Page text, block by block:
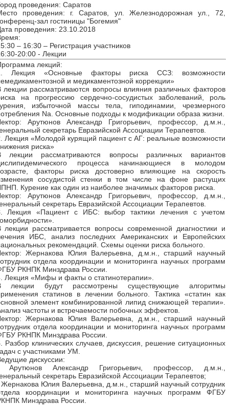
проведения: Саратов
проведения: г. Саратов, ул. Железнодорожная ул., 72,
зал гостиницы "Богемия"
проведения: 23.10.2018
– 16:30 – Регистрация участников
20:00 - Лекции
лекций:
Лекция «Основные факторы риска ССЗ: возможности
и медикаментозной коррекции»
лекции рассматриваются вопросы влияния различных факторов
на прогрессию сердечно-сосудистых заболеваний, роль
избыточной массы тела, гиподинамии, чрезмерного
Na. Основные подходы к модификации образа жизни.
Арутюнов Александр Григорьевич, профессор, д.м.н.,
секретарь Евразийской Ассоциации Терапевтов.
Лекция «Молодой курящий пациент с АГ: реальные возможности
риска»
лекции рассматриваются вопросы различных вариантов
процесса начинающиеся в молодом
факторы риска достоверно влияющие на скорость
сосудистой стенки в том числе на фоне растущих
Курение как один из наиболее значимых факторов риска.
Арутюнов Александр Григорьевич, профессор, д.м.н.,
секретарь Евразийской Ассоциации Терапевтов.
Лекция «Пациент с ИБС: выбор тактики лечения с учетом
лекции рассматривается вопросы современной диагностики и
ИБС, анализ последних Американских и Европейских
рекомендаций. Схемы оценки риска больного.
Жернакова Юлия Валерьевна, д.м.н., старший научный
отдела координации и мониторинга научных программ
РКНПК Минздрава России.
Лекция «Мифы и факты о статинотерапии».
лекции будут рассмотрены существующие алгоритмы
статинов в лечении больного. Тактика «статин как
элемент комбинированной липид снижающей терапии».
частоты и встречаемости побочных эффектов.
Жернакова Юлия Валерьевна, д.м.н., старший научный
отдела координации и мониторинга научных программ
РКНПК Минздрава России.
Разбор клинических случаев, дискуссия, решение ситуационных
с участниками УМ.
дискуссии:
Арутюнов Александр Григорьевич, профессор, д.м.н.,
секретарь Евразийской Ассоциации Терапевтов;
Юлия Валерьевна, д.м.н., старший научный сотрудник
координации и мониторинга научных программ ФГБУ
Минздрава России.